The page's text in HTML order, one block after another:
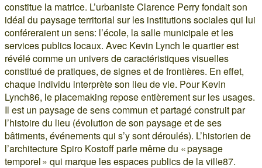
constitue la matrice. L’urbaniste Clarence Perry fondait son
idéal du paysage territorial sur les institutions sociales qui lui
conféreraient un sens: l’école, la salle municipale et les
services publics locaux. Avec Kevin Lynch le quartier est
révélé comme un univers de caractéristiques visuelles
constitué de pratiques, de signes et de frontières. En effet,
chaque individu interprète son lieu de vie. Pour Kevin
Lynch86, le placemaking repose entièrement sur les usages.
Il est un paysage de sens commun et partagé construit par
l’histoire du lieu (évolution de son paysage et de ses
bâtiments, événements qui s’y sont déroulés). L’historien de
l’architecture Spiro Kostoff parle même du « paysage
temporel » qui marque les espaces publics de la ville87.